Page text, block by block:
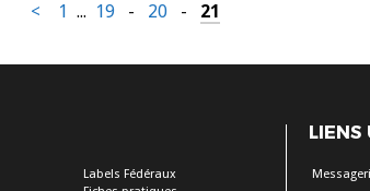
< 1 ... 19 - 20 - 21
Labels Fédéraux
LIENS